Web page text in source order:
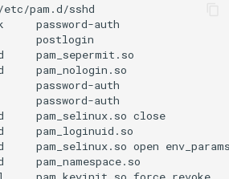
/etc/pam.d/sshd
password-auth
postlogin
pam_sepermit.so
pam_nologin.so
password-auth
password-auth
pam_selinux.so close
pam_loginuid.so
pam_selinux.so open
pam_namespace.so